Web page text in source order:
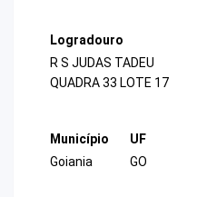
Logradouro
R S JUDAS TADEU
QUADRA 33 LOTE 17
Município
Goiania
UF
GO